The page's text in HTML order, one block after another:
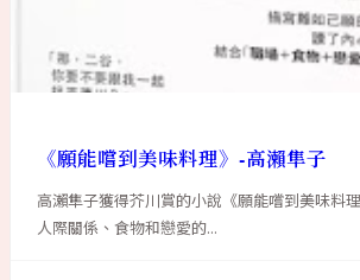
《願能嚐到美味料理》-高瀨隼子
高瀨隼子獲得芥川賞的小說《願能嚐到美味料
人際關係、食物和戀愛的...